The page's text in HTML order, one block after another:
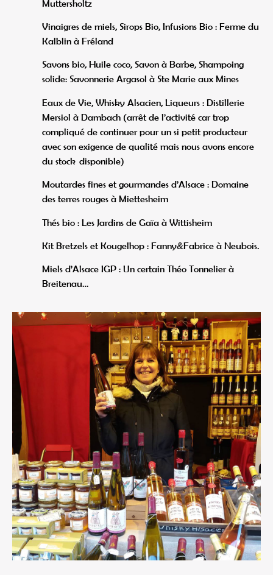
Muttersholtz
Vinaigres de miels, Sirops Bio, Infusions Bio : Ferme du
Kalblin à Fréland
Savons bio, Huile coco, Savon à Barbe, Shampoing
solide: Savonnerie Argasol à Ste Marie aux Mines
Eaux de Vie, Whisky Alsacien, Liqueurs : Distillerie
Mersiol à Dambach (arrêt de l’activité car trop
compliqué de continuer pour un si petit producteur
avec son exigence de qualité mais nous avons encore
du stock disponible)
Moutardes fines et gourmandes d’Alsace : Domaine
des terres rouges à Miettesheim
Thés bio : Les Jardins de Gaïa à Wittisheim
Kit Bretzels et Kougelhop : Fanny&Fabrice à Neubois.
Miels d’Alsace IGP : Un certain Théo Tonnelier à
Breitenau…